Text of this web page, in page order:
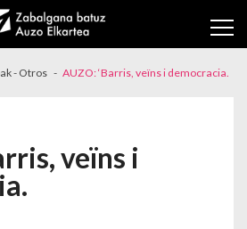
- Otros AUZO: ‘Barris, veïns i democracia.
veïns i